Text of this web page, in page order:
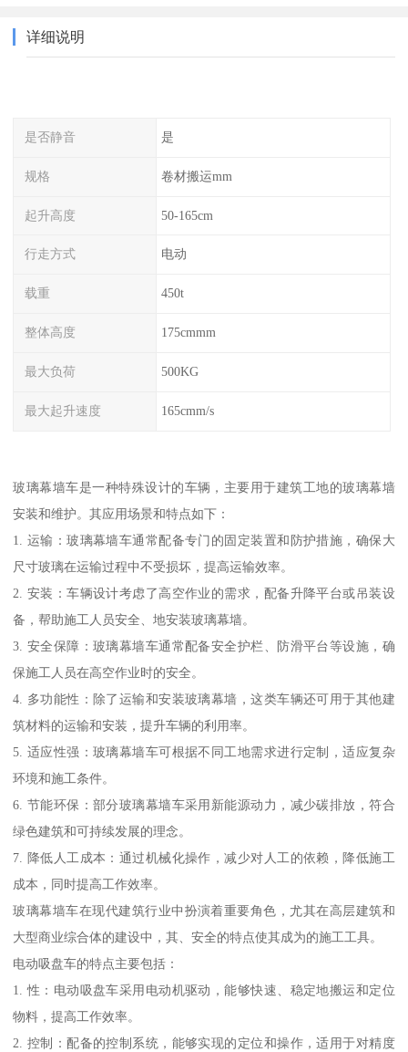
详细说明
是否静音 是
规格 卷材搬运mm
起升高度 50-165cm
行走方式 电动
载重 450t
整体高度 175cmmm
最大负荷 500KG
最大起升速度 165cmm/s
玻璃幕墙车是一种特殊设计的车辆，主要用于建筑工地的玻璃幕墙
安装和维护。其应用场景和特点如下：
1. 运输：玻璃幕墙车通常配备专门的固定装置和防护措施，确保大
尺寸玻璃在运输过程中不受损坏，提高运输效率。
2. 安装：车辆设计考虑了高空作业的需求，配备升降平台或吊装设
备，帮助施工人员安全、地安装玻璃幕墙。
3. 安全保障：玻璃幕墙车通常配备安全护栏、防滑平台等设施，确
保施工人员在高空作业时的安全。
4. 多功能性：除了运输和安装玻璃幕墙，这类车辆还可用于其他建
筑材料的运输和安装，提升车辆的利用率。
5. 适应性强：玻璃幕墙车可根据不同工地需求进行定制，适应复杂
环境和施工条件。
6. 节能环保：部分玻璃幕墙车采用新能源动力，减少碳排放，符合
绿色建筑和可持续发展的理念。
7. 降低人工成本：通过机械化操作，减少对人工的依赖，降低施工
成本，同时提高工作效率。
玻璃幕墙车在现代建筑行业中扮演着重要角色，尤其在高层建筑和
大型商业综合体的建设中，其、安全的特点使其成为的施工工具。
电动吸盘车的特点主要包括：
1. 性：电动吸盘车采用电动机驱动，能够快速、稳定地搬运和定位
物料，提高工作效率。
2. 控制：配备的控制系统，能够实现的定位和操作，适用于对精度